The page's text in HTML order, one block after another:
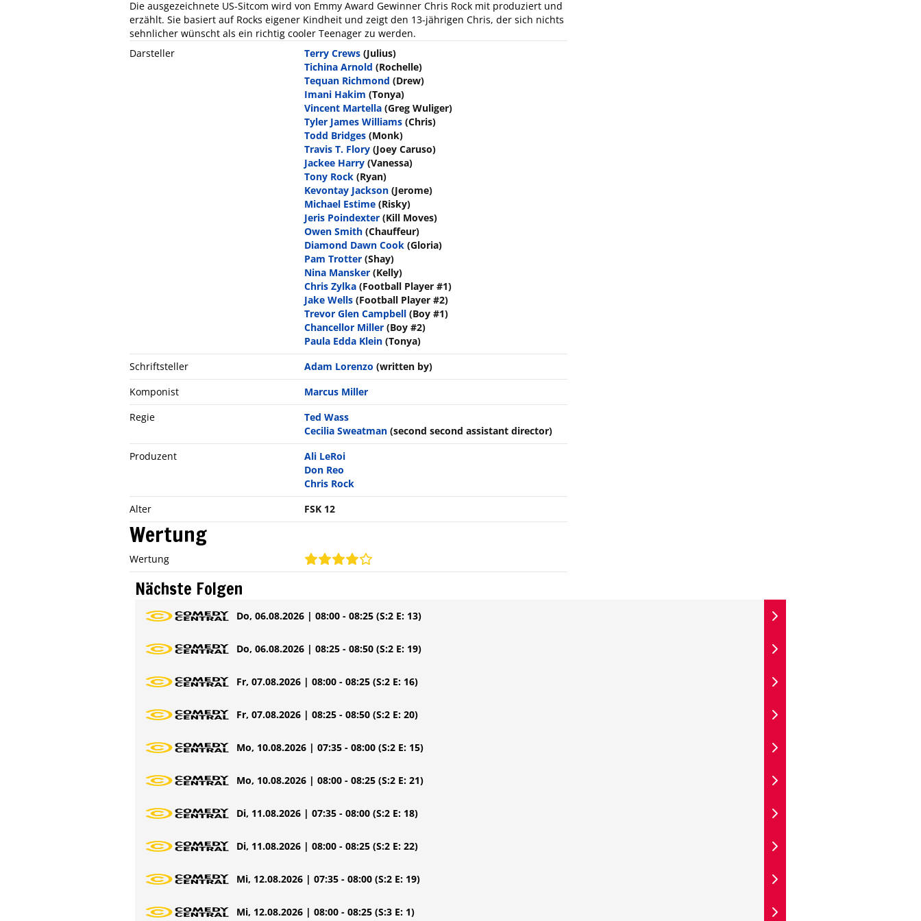
Die ausgezeichnete US-Sitcom wird von Emmy Award Gewinner Chris Rock mit produziert und
erzählt. Sie basiert auf Rocks eigener Kindheit und zeigt den 13-jährigen Chris, der sich nichts
sehnlicher wünscht als ein richtig cooler Teenager zu werden.
Darsteller
Terry Crews (Julius)
Tichina Arnold (Rochelle)
Tequan Richmond (Drew)
Imani Hakim (Tonya)
Vincent Martella (Greg Wuliger)
Tyler James Williams (Chris)
Todd Bridges (Monk)
Travis T. Flory (Joey Caruso)
Jackee Harry (Vanessa)
Tony Rock (Ryan)
Kevontay Jackson (Jerome)
Michael Estime (Risky)
Jeris Poindexter (Kill Moves)
Owen Smith (Chauffeur)
Diamond Dawn Cook (Gloria)
Pam Trotter (Shay)
Nina Mansker (Kelly)
Chris Zylka (Football Player #1)
Jake Wells (Football Player #2)
Trevor Glen Campbell (Boy #1)
Chancellor Miller (Boy #2)
Paula Edda Klein (Tonya)
Schriftsteller
Adam Lorenzo (written by)
Komponist
Marcus Miller
Regie
Ted Wass
Cecilia Sweatman (second second assistant director)
Produzent
Ali LeRoi
Don Reo
Chris Rock
Alter
FSK 12
Wertung
Wertung
Nächste Folgen
Do, 06.08.2026 | 08:00 - 08:25 (S:2 E: 13)
Do, 06.08.2026 | 08:25 - 08:50 (S:2 E: 19)
Fr, 07.08.2026 | 08:00 - 08:25 (S:2 E: 16)
Fr, 07.08.2026 | 08:25 - 08:50 (S:2 E: 20)
Mo, 10.08.2026 | 07:35 - 08:00 (S:2 E: 15)
Mo, 10.08.2026 | 08:00 - 08:25 (S:2 E: 21)
Di, 11.08.2026 | 07:35 - 08:00 (S:2 E: 18)
Di, 11.08.2026 | 08:00 - 08:25 (S:2 E: 22)
Mi, 12.08.2026 | 07:35 - 08:00 (S:2 E: 19)
Mi, 12.08.2026 | 08:00 - 08:25 (S:3 E: 1)